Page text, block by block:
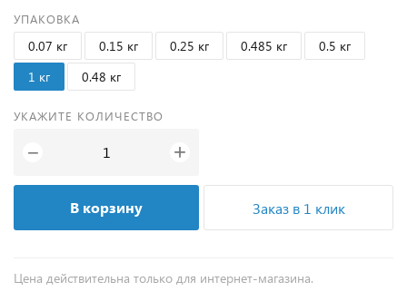
УПАКОВКА
0.07 кг 0.15 кг 0.25 кг 0.485 кг
0.5 кг
1 кг
0.48 кг
УКАЖИТЕ КОЛИЧЕСТВО
− +
В корзину Заказ в 1 клик
Цена действительна только для интернет-магазина.